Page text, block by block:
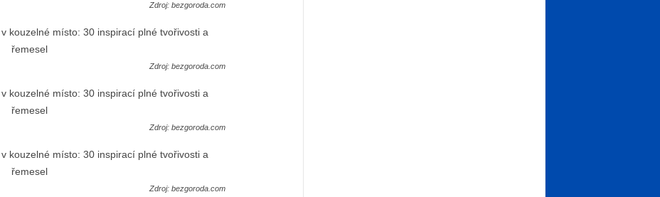
Zdroj: bezgoroda.com
Zdroj: bezgoroda.com
Zdroj: bezgoroda.com
Zdroj: bezgoroda.com